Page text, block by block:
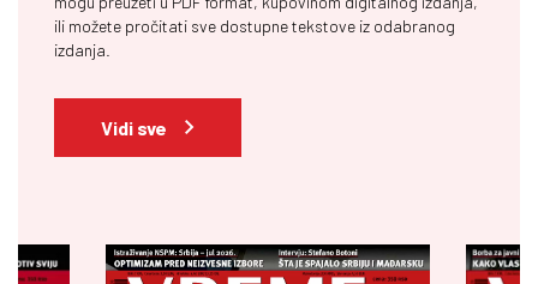
ili možete pročitati sve dostupne tekstove iz odabranog
izdanja.
Vidi sve